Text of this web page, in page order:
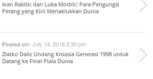
Ivan Rakitic dan Luka Modric: Para Pengungsi
Perang yang Kini Menaklukkan Dunia
Posted on: July 14, 2018 2:30 pm
Zlatko Dalic Undang Kroasia Generasi 1998 untuk
Datang ke Final Piala Dunia